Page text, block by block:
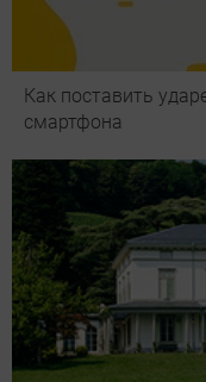
Как поставить
смартфона